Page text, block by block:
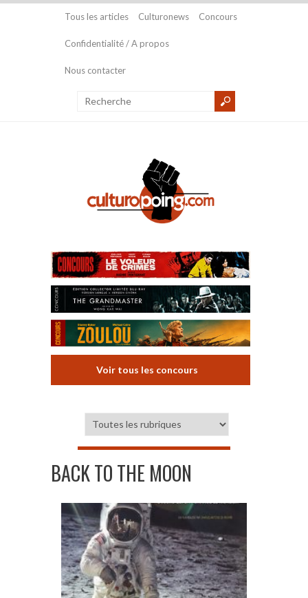
Tous les articles Culturonews Concours
Confidentialité / A propos
Nous contacter
Voir tous les concours
BACK TO THE MOON